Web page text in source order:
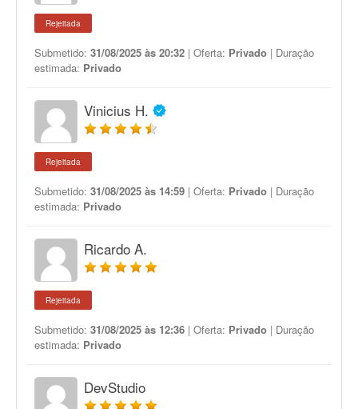
Rejeitada
Submetido: 31/08/2025 às 20:32 | Oferta: Privado | Duração
estimada: Privado
Vinicius H.
Rejeitada
Submetido: 31/08/2025 às 14:59 | Oferta: Privado | Duração
estimada: Privado
Ricardo A.
Rejeitada
Submetido: 31/08/2025 às 12:36 | Oferta: Privado | Duração
estimada: Privado
DevStudio